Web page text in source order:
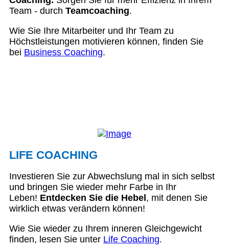
Team - durch Teamcoaching.
Wie Sie Ihre Mitarbeiter und Ihr Team zu
Höchstleistungen motivieren können, finden Sie
bei Business Coaching.
LIFE COACHING
Investieren Sie zur Abwechslung mal in sich selbst
und bringen Sie wieder mehr Farbe in Ihr
Leben! Entdecken Sie die Hebel , mit denen Sie
wirklich etwas verändern können!
Wie Sie wieder zu Ihrem inneren Gleichgewicht
finden, lesen Sie unter Life Coaching.